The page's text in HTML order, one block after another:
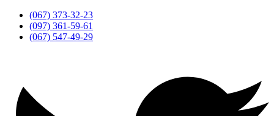
(067) 373-32-23
(097) 361-59-61
(067) 547-49-29